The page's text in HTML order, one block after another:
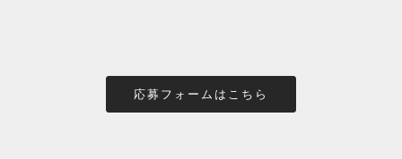
応募フォームはこちら